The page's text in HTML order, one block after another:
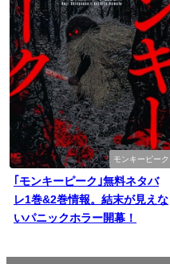
モンキーピーク
｢モンキーピーク｣無料ネタバ
レ1巻&2巻情報。結末が見えな
いパニックホラー開幕！